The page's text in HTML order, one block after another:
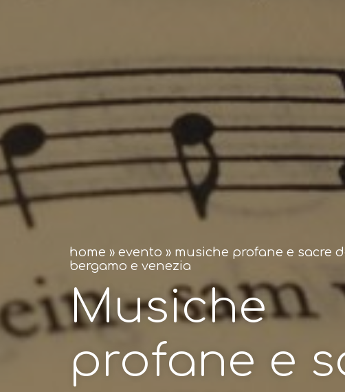
home » evento » musiche profane e sacre
bergamo e venezia
Musiche
profane e